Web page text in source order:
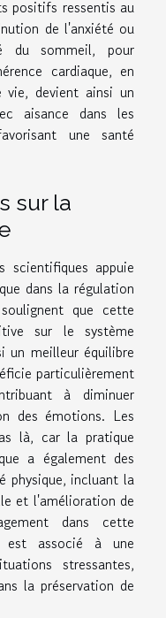
positifs ressentis au
de l'anxiété ou
du sommeil, pour
cardiaque, en
vie, devient ainsi un
aisance dans les
une santé
sur la
scientifiques appuie
dans la régulation
que cette
sur le système
un meilleur équilibre
particulièrement
à diminuer
des émotions. Les
là, car la pratique
a également des
physique, incluant la
et l'amélioration de
dans cette
est associé à une
stressantes,
la préservation de